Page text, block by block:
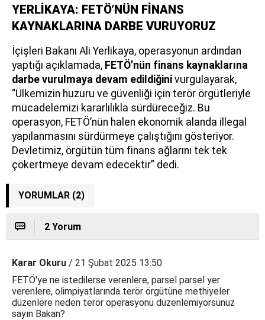
YERLİKAYA: FETÖ’NÜN FİNANS
KAYNAKLARINA DARBE VURUYORUZ
İçişleri Bakanı Ali Yerlikaya, operasyonun ardından
yaptığı açıklamada, FETÖ’nün finans kaynaklarına
darbe vurulmaya devam edildiğini vurgulayarak,
“Ülkemizin huzuru ve güvenliği için terör örgütleriyle
mücadelemizi kararlılıkla sürdüreceğiz. Bu
operasyon, FETÖ’nün halen ekonomik alanda illegal
yapılanmasını sürdürmeye çalıştığını gösteriyor.
Devletimiz, örgütün tüm finans ağlarını tek tek
çökertmeye devam edecektir” dedi.
YORUMLAR (2)
2 Yorum
Karar Okuru / 21 Şubat 2025 13:50
FETÖ'ye ne istedilerse verenlere, parsel parsel yer
verenlere, olimpiyatlarında terör örgütüne methiyeler
düzenlere neden terör operasyonu düzenlemiyorsunuz
sayın Bakan?